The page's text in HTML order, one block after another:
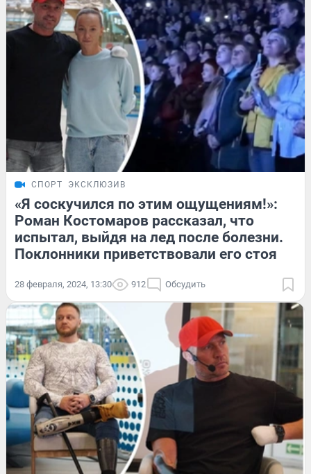
СПОРТ ЭКСКЛЮЗИВ
«Я соскучился по этим ощущениям!»:
Роман Костомаров рассказал, что
испытал, выйдя на лед после болезни.
Поклонники приветствовали его стоя
28 февраля, 2024, 13:30 912 Обсудить